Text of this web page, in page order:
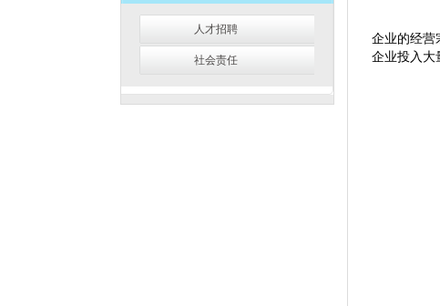
人才招聘
社会责任
企业的经营
企业投入大